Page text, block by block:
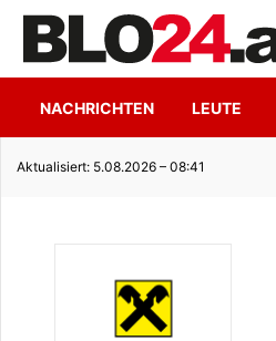
NACHRICHTEN LEUTE
Aktualisiert: 5.08.2026 – 08:41
Seeidylle